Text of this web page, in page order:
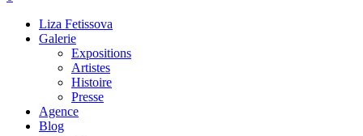
Liza Fetissova
Galerie
Expositions
Artistes
Histoire
Presse
Agence
Blog